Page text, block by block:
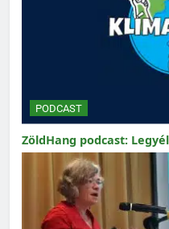
PODCAST
ZöldHang podcast: